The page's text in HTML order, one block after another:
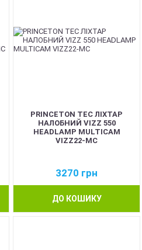
PRINCETON TEC ЛІХТАР
НАЛОБНИЙ VIZZ 550
HEADLAMP MULTICAM
VIZZ22-MC
3270 грн
ДО КОШИКУ